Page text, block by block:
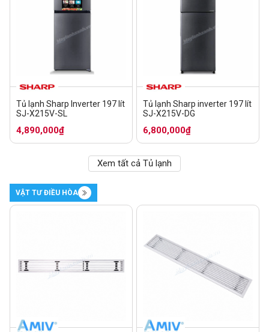
Tủ lạnh Sharp Inverter 197 lít
SJ-X215V-SL
4,890,000₫
Tủ lạnh Sharp inverter 197 lít
SJ-X215V-DG
6,800,000₫
Xem tất cả Tủ lạnh
VẬT TƯ ĐIỀU HÒA